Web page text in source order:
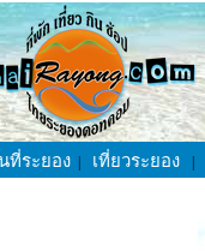
ที่ระยอง เที่ยวระยอง